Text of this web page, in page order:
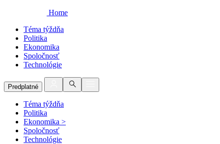
Home
Téma týždňa
Politika
Ekonomika
Spoločnosť
Technológie
Predplatné
Téma týždňa
Politika
Ekonomika >
Spoločnosť
Technológie